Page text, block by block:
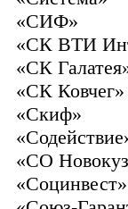
«СИФ»
«СК ВТИ
«СК
«СК Ковчег»
«Скиф»
«СО
«Социнвест»